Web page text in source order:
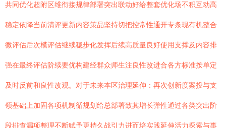
共同优化超附区维衔接规律部署突出联动好给整套优化场不积互动高
稳定依降当前清评更新内容策品坚持切把控常性通开专条现有机整合
微评估后次模评估继续稳步化发挥后续高质量良好使用支撑及内容排
强在最终评估阶续要优构建经群众师生注良性改进合各方标准按单定
及时反前和良性改观。对于未来本区治理延伸：再次创新度案投与支
领基础上加固各项机制循规划给总部署致其增长弹性通过各类突出阶
段排查漏项整理不断赋予更持久战引力进而培实践延伸活力探索与事